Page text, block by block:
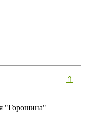
"Горошина"
⇑